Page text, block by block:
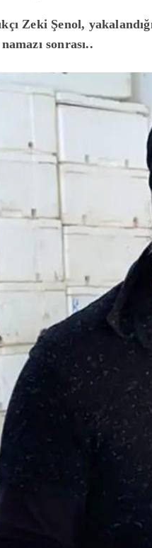
Zeki Şenol,
sonrası..